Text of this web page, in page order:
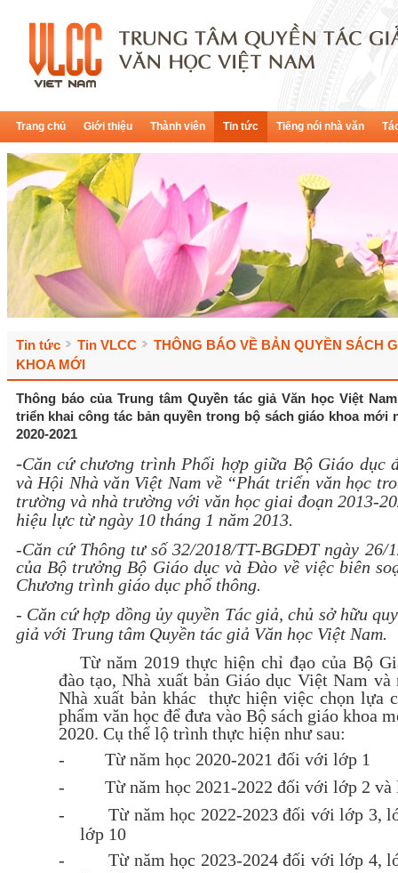
Trang chủ Giới thiệu Thành viên Tin tức Tiếng nói nhà văn
Tin tức Tin VLCC
THÔNG BÁO VỀ BẢN QUYỀN SÁCH
KHOA MỚI
Thông báo của Trung tâm Quyền tác giả Văn học Việt
triển khai công tác bản quyền trong bộ sách giáo khoa mới
2020-2021
-Căn cứ chương trình Phối hợp giữa Bộ Giáo dục
và Hội Nhà văn Việt Nam về “Phát triển văn học
trường và nhà trường với văn học giai đoạn 2013-
hiệu lực từ ngày 10 tháng 1 năm 2013.
-Căn cứ Thông tư số 32/2018/TT-BGDĐT ngày 26/
của Bộ trưởng Bộ Giáo dục và Đào về việc biên
Chương trình giáo dục phổ thông.
- Căn cứ hợp dồng ủy quyền Tác giả, chủ sở hữu
giả với Trung tâm Quyền tác giả Văn học Việt Nam.
Từ năm 2019 thực hiện chỉ đạo của Bộ
đào tạo, Nhà xuất bản Giáo dục Việt Nam và
Nhà xuất bản khác thực hiện việc chọn lựa
phẩm văn học để đưa vào Bộ sách giáo khoa
2020. Cụ thể lộ trình thực hiện như sau:
-
Từ năm học 2020-2021 đối với lớp 1
-
Từ năm học 2021-2022 đối với lớp 2 và
-
Từ năm học 2022-2023 đối với lớp 3,
lớp 10
-
Từ năm học 2023-2024 đối với lớp 4,